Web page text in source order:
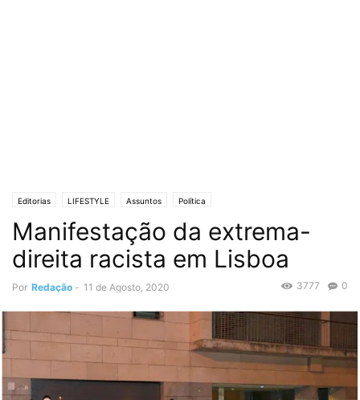
Editorias LIFESTYLE Assuntos Política
Manifestação da extrema-
direita racista em Lisboa
Por Redação - 11 de Agosto, 2020 0
3777